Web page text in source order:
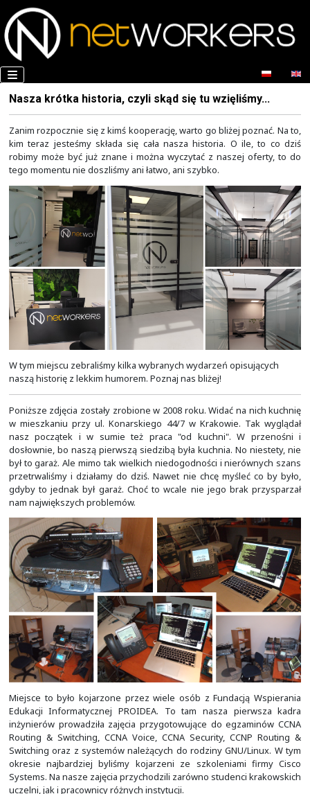
Nasza krótka historia, czyli skąd się tu
Zanim rozpocznie się z kimś kooperację, warto go bliżej
kim teraz jesteśmy składa się cała nasza historia. O
robimy może być już znane i można wyczytać z
tego momentu nie doszliśmy ani łatwo, ani szybko.
W tym miejscu zebraliśmy kilka wybranych wydarzeń
naszą historię z lekkim humorem. Poznaj nas bliżej!
Poniższe zdjęcia zostały zrobione w 2008 roku. Widać
w mieszkaniu przy ul. Konarskiego 44/7 w Krakowie.
nasz początek i w sumie też praca "od kuchni".
dosłownie, bo naszą pierwszą siedzibą była kuchnia.
był to garaż. Ale mimo tak wielkich niedogodności i
przetrwaliśmy i działamy do dziś. Nawet nie chcę
gdyby to jednak był garaż. Choć to wcale nie jego
nam największych problemów.